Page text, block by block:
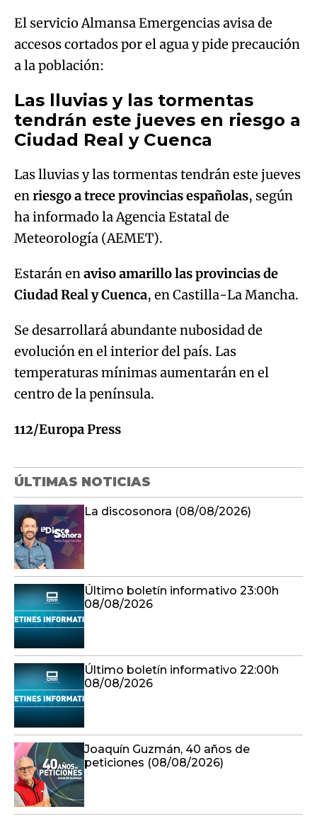
El servicio Almansa Emergencias avisa de
accesos cortados por el agua y pide precaución
a la población:
Las lluvias y las tormentas
tendrán este jueves en riesgo a
Ciudad Real y Cuenca
Las lluvias y las tormentas tendrán este jueves
enriesgo a trece provincias españolas, según
ha informado la Agencia Estatal de
Meteorología (AEMET).
Estarán enaviso amarillo las provincias de
Ciudad Real y Cuenca, en Castilla-La Mancha.
Se desarrollará abundante nubosidad de
evolución en el interior del país. Las
temperaturas mínimas aumentarán en el
centro de la península.
112/Europa Press
ÚLTIMAS NOTICIAS
La discosonora (08/08/2026)
Último boletín informativo 23:00h
08/08/2026
Último boletín informativo 22:00h
08/08/2026
Joaquín Guzmán, 40 años de
peticiones (08/08/2026)